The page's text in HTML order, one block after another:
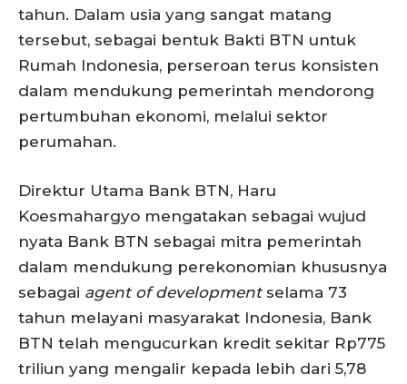
tahun. Dalam usia yang sangat matang
tersebut, sebagai bentuk Bakti BTN untuk
Rumah Indonesia, perseroan terus konsisten
dalam mendukung pemerintah mendorong
pertumbuhan ekonomi, melalui sektor
perumahan.
Direktur Utama Bank BTN, Haru
Koesmahargyo mengatakan sebagai wujud
nyata Bank BTN sebagai mitra pemerintah
dalam mendukung perekonomian khususnya
sebagai agent of developmentselama 73
tahun melayani masyarakat Indonesia, Bank
BTN telah mengucurkan kredit sekitar Rp775
triliun yang mengalir kepada lebih dari 5,78